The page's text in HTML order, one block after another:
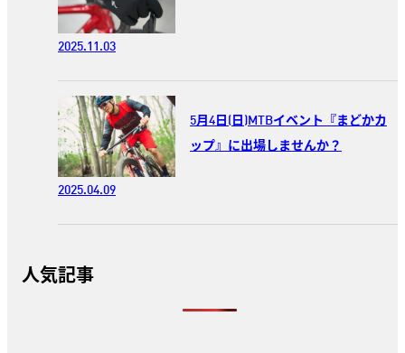
2025.11.03
5月4日(日)MTBイベント『まどかカ
ップ』に出場しませんか？
2025.04.09
人気記事